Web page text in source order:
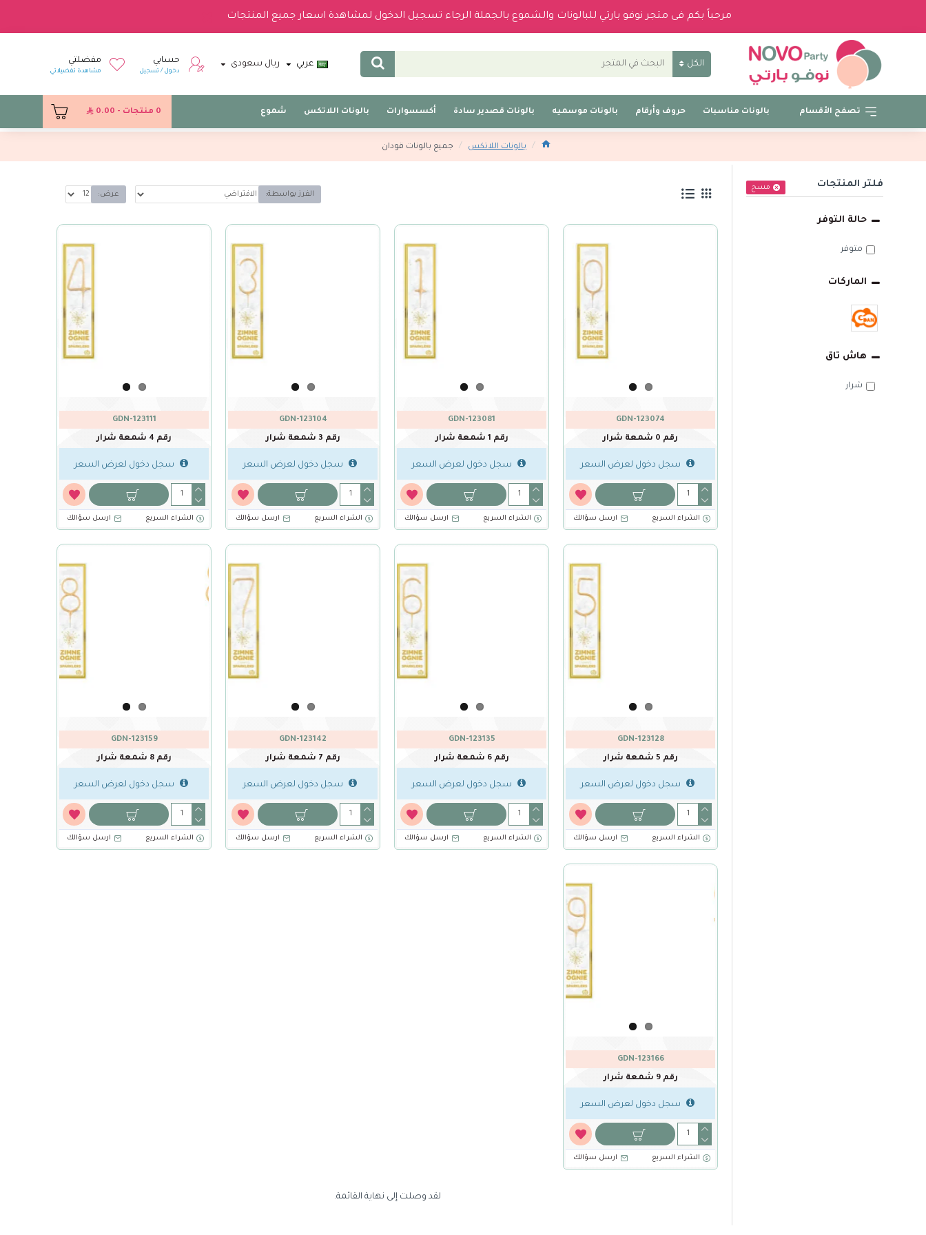
مرحباً بكم فى متجر نوفو بارتي للبالونات والشموع بالجملة الرجاء تسجيل الدخول لمشاهدة اسعار جميع المنتجات
الكل عربي ريال سعودى حسابي
دخول / تسجيل
مفضلتي
مشاهدة تفضيلاتي
تصفح الأقسام بالونات مناسبات حروف وأرقام بالونات موسميه بالونات قصدير سادة أكسسوارات بالونات اللاتكس شموع 0 منتجات - 0.00
بالونات اللاتكس جميع بالونات قودان
فلتر المنتجات مسح
الماركات
هاش تاق
شرار
حالة التوفر
متوفر
الفرز بواسطة: عرض:
GDN-123074
رقم 0 شمعة شرار
سجل دخول لعرض السعر
الشراء السريع ارسل سؤالك
GDN-123081
رقم 1 شمعة شرار
سجل دخول لعرض السعر
الشراء السريع ارسل سؤالك
GDN-123104
رقم 3 شمعة شرار
سجل دخول لعرض السعر
الشراء السريع ارسل سؤالك
GDN-123111
رقم 4 شمعة شرار
سجل دخول لعرض السعر
الشراء السريع ارسل سؤالك
GDN-123128
رقم 5 شمعة شرار
سجل دخول لعرض السعر
الشراء السريع ارسل سؤالك
GDN-123135
رقم 6 شمعة شرار
سجل دخول لعرض السعر
الشراء السريع ارسل سؤالك
GDN-123142
رقم 7 شمعة شرار
سجل دخول لعرض السعر
الشراء السريع ارسل سؤالك
GDN-123159
رقم 8 شمعة شرار
سجل دخول لعرض السعر
الشراء السريع ارسل سؤالك
GDN-123166
رقم 9 شمعة شرار
سجل دخول لعرض السعر
الشراء السريع ارسل سؤالك
لقد وصلت إلى نهاية القائمة.